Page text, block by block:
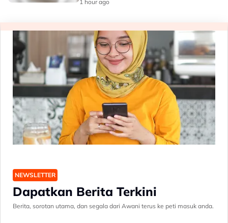
1 hour ago
NEWSLETTER
Dapatkan Berita Terkini
Berita, sorotan utama, dan segala dari Awani terus ke peti masuk anda.